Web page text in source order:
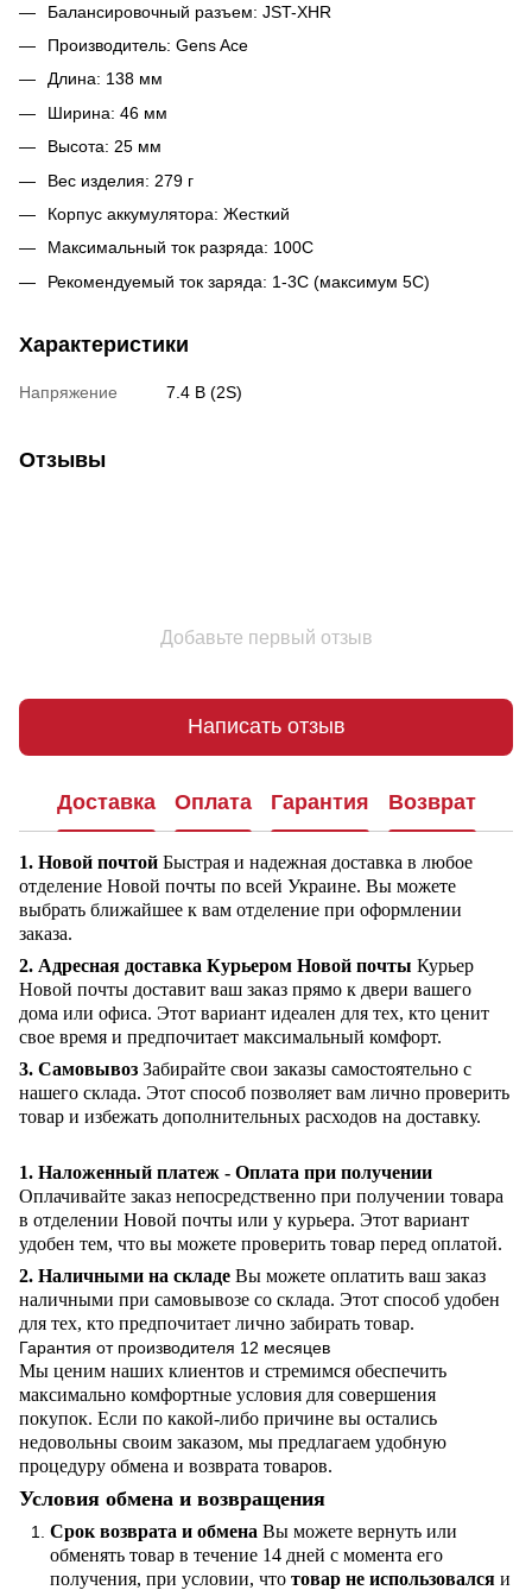
Балансировочный разъем: JST-XHR
Производитель: Gens Ace
Длина: 138 мм
Ширина: 46 мм
Высота: 25 мм
Вес изделия: 279 г
Корпус аккумулятора: Жесткий
Максимальный ток разряда: 100C
Рекомендуемый ток заряда: 1-3С (максимум 5С)
Характеристики
Напряжение 7.4 В (2S)
Отзывы
Добавьте первый отзыв
Написать отзыв
Доставка Оплата Гарантия Возврат
1. Новой почтой Быстрая и надежная доставка в любое
отделение Новой почты по всей Украине. Вы можете
выбрать ближайшее к вам отделение при оформлении
заказа.
2. Адресная доставка Курьером Новой почты Курьер
Новой почты доставит ваш заказ прямо к двери вашего
дома или офиса. Этот вариант идеален для тех, кто ценит
свое время и предпочитает максимальный комфорт.
3. Самовывоз Забирайте свои заказы самостоятельно с
нашего склада. Этот способ позволяет вам лично проверить
товар и избежать дополнительных расходов на доставку.
1. Наложенный платеж - Оплата при получении
Оплачивайте заказ непосредственно при получении товара
в отделении Новой почты или у курьера. Этот вариант
удобен тем, что вы можете проверить товар перед оплатой.
2. Наличными на складе Вы можете оплатить ваш заказ
наличными при самовывозе со склада. Этот способ удобен
для тех, кто предпочитает лично забирать товар.
Гарантия от производителя 12 месяцев
Мы ценим наших клиентов и стремимся обеспечить
максимально комфортные условия для совершения
покупок. Если по какой-либо причине вы остались
недовольны своим заказом, мы предлагаем удобную
процедуру обмена и возврата товаров.
Условия обмена и возвращения
Срок возврата и обмена Вы можете вернуть или
обменять товар в течение 14 дней с момента его
получения, при условии, что товар не использовался и